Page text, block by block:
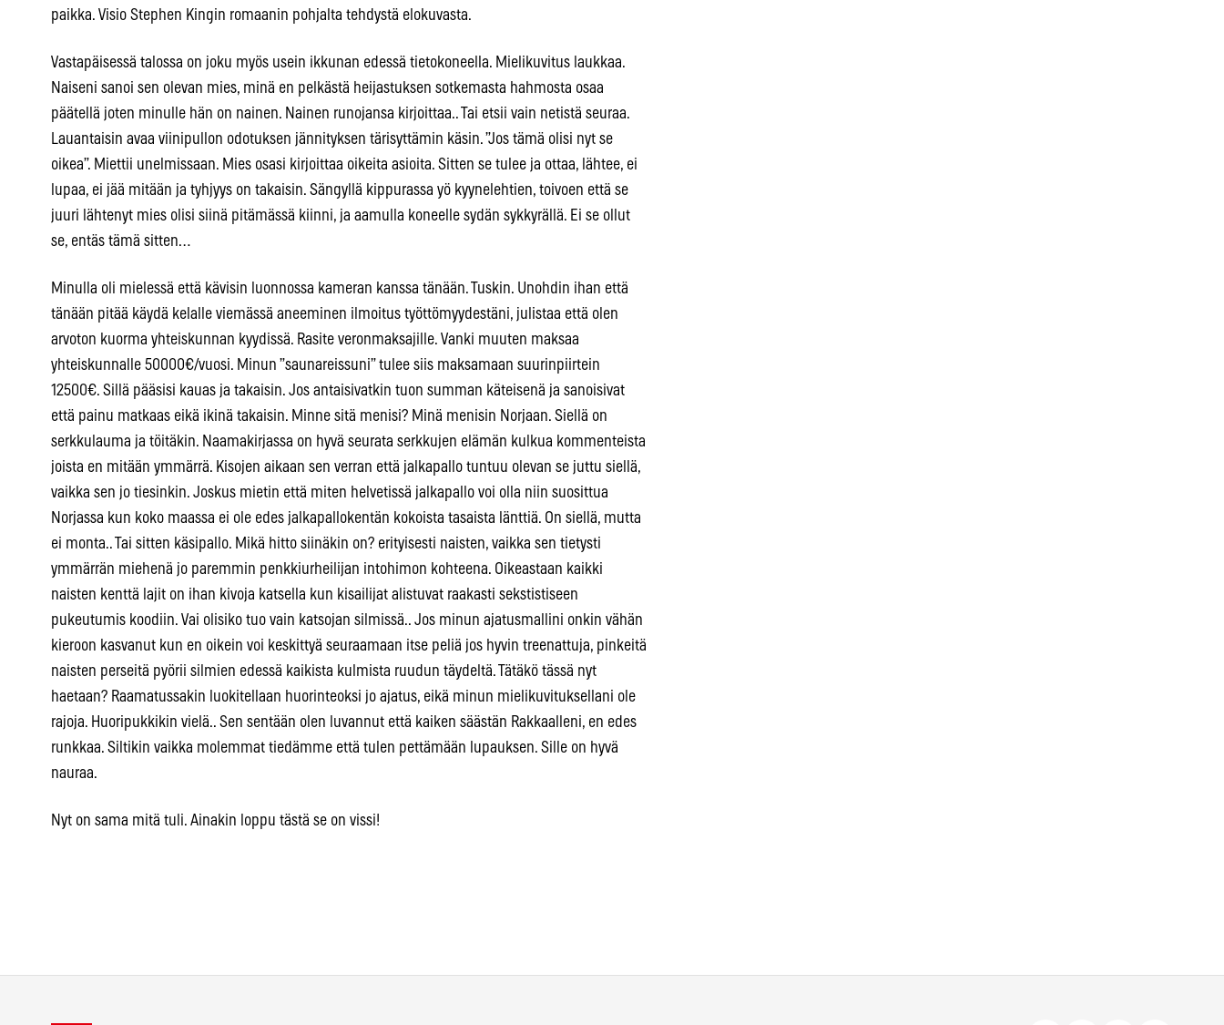
paikka. Visio Stephen Kingin romaanin pohjalta tehdystä elokuvasta.
Vastapäisessä talossa on joku myös usein ikkunan edessä tietokoneella. Mielikuvitus laukkaa.
Naiseni sanoi sen olevan mies, minä en pelkästä heijastuksen sotkemasta hahmosta osaa
päätellä joten minulle hän on nainen. Nainen runojansa kirjoittaa.. Tai etsii vain netistä seuraa.
Lauantaisin avaa viinipullon odotuksen jännityksen tärisyttämin käsin. ”Jos tämä olisi nyt se
oikea”. Miettii unelmissaan. Mies osasi kirjoittaa oikeita asioita. Sitten se tulee ja ottaa, lähtee, ei
lupaa, ei jää mitään ja tyhjyys on takaisin. Sängyllä kippurassa yö kyynelehtien, toivoen että se
juuri lähtenyt mies olisi siinä pitämässä kiinni, ja aamulla koneelle sydän sykkyrällä. Ei se ollut
se, entäs tämä sitten…
Minulla oli mielessä että kävisin luonnossa kameran kanssa tänään. Tuskin. Unohdin ihan että
tänään pitää käydä kelalle viemässä aneeminen ilmoitus työttömyydestäni, julistaa että olen
arvoton kuorma yhteiskunnan kyydissä. Rasite veronmaksajille. Vanki muuten maksaa
yhteiskunnalle 50000€/vuosi. Minun ”saunareissuni” tulee siis maksamaan suurinpiirtein
12500€. Sillä pääsisi kauas ja takaisin. Jos antaisivatkin tuon summan käteisenä ja sanoisivat
että painu matkaas eikä ikinä takaisin. Minne sitä menisi? Minä menisin Norjaan. Siellä on
serkkulauma ja töitäkin. Naamakirjassa on hyvä seurata serkkujen elämän kulkua kommenteista
joista en mitään ymmärrä. Kisojen aikaan sen verran että jalkapallo tuntuu olevan se juttu siellä,
vaikka sen jo tiesinkin. Joskus mietin että miten helvetissä jalkapallo voi olla niin suosittua
Norjassa kun koko maassa ei ole edes jalkapallokentän kokoista tasaista länttiä. On siellä, mutta
ei monta.. Tai sitten käsipallo. Mikä hitto siinäkin on? erityisesti naisten, vaikka sen tietysti
ymmärrän miehenä jo paremmin penkkiurheilijan intohimon kohteena. Oikeastaan kaikki
naisten kenttä lajit on ihan kivoja katsella kun kisailijat alistuvat raakasti sekstistiseen
pukeutumis koodiin. Vai olisiko tuo vain katsojan silmissä.. Jos minun ajatusmallini onkin vähän
kieroon kasvanut kun en oikein voi keskittyä seuraamaan itse peliä jos hyvin treenattuja, pinkeitä
naisten perseitä pyörii silmien edessä kaikista kulmista ruudun täydeltä. Tätäkö tässä nyt
haetaan? Raamatussakin luokitellaan huorinteoksi jo ajatus, eikä minun mielikuvituksellani ole
rajoja. Huoripukkikin vielä.. Sen sentään olen luvannut että kaiken säästän Rakkaalleni, en edes
runkkaa. Siltikin vaikka molemmat tiedämme että tulen pettämään lupauksen. Sille on hyvä
nauraa.
Nyt on sama mitä tuli. Ainakin loppu tästä se on vissi!